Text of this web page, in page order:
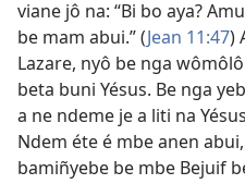
viane jô na: “Bi bo aya?
be mam abui.” (Jean 11:47)
Lazare, nyô be nga
beta buni Yésus. Be nga
a ne ndeme je a liti na
Ndem éte é mbe anen
bamiñyebe be mbe Bejuif